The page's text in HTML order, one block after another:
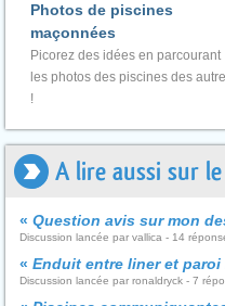
Photos de piscines
maçonnées
Picorez des idées en parcourant
les photos des piscines des
!
A lire aussi sur
« Question avis sur mon
Discussion lancée par vallica - 14
« Enduit entre liner et paroi
Discussion lancée par ronaldryck - 7